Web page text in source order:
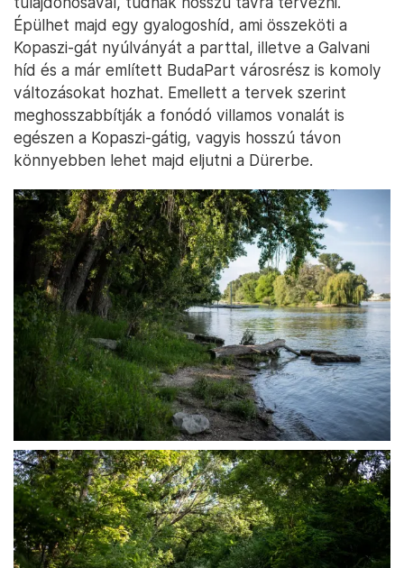
Épülhet majd egy gyalogoshíd, ami összeköti a
Kopaszi-gát nyúlványát a parttal, illetve a Galvani
híd és a már említett BudaPart városrész is komoly
változásokat hozhat. Emellett a tervek szerint
meghosszabbítják a fonódó villamos vonalát is
egészen a Kopaszi-gátig, vagyis hosszú távon
könnyebben lehet majd eljutni a Dürerbe.